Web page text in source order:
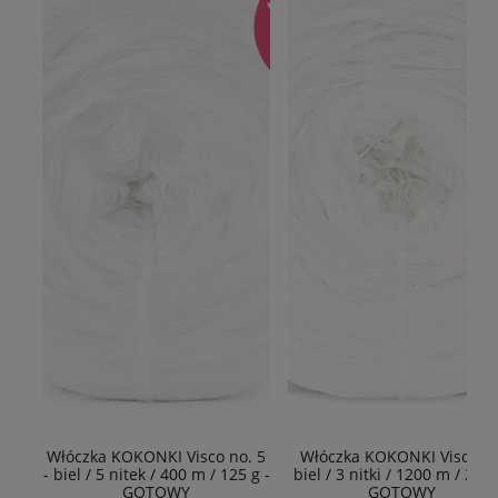
Włóczka KOKONKI Visco no. 5
- biel / 5 nitek / 400 m / 125 g -
GOTOWY
Włóczka KOKONKI
biel / 3 nitki / 1200 m /
GOTOWY